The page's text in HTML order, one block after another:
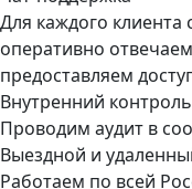
Для каждого клиента
оперативно
предоставляем
Внутренний
Проводим аудит в
Выездной и
Работаем по всей